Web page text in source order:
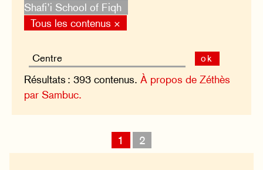
Shafi’i School of Fiqh
Tous les contenus ×
ok
Résultats : 393 contenus.À propos de Zéthès
par Sambuc.
1 2